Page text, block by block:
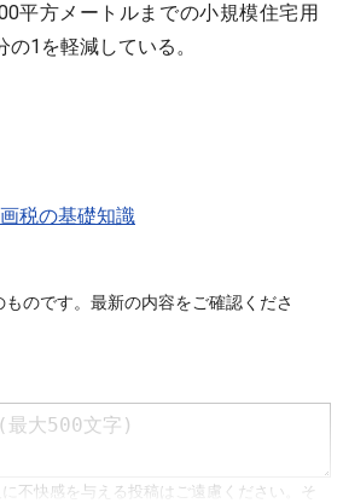
平方メートルまでの小規模住宅用
1を軽減している。
税の基礎知識
のです。最新の内容をご確認くださ